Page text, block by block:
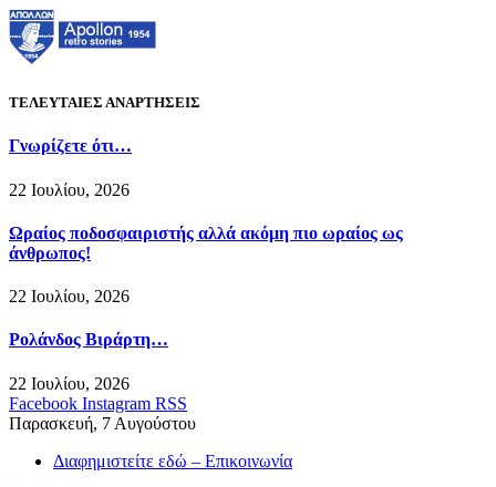
ΤΕΛΕΥΤΑΙΕΣ ΑΝΑΡΤΗΣΕΙΣ
Γνωρίζετε ότι…
22 Ιουλίου, 2026
Ωραίος ποδοσφαιριστής αλλά ακόμη πιο ωραίος ως
άνθρωπος!
22 Ιουλίου, 2026
Ρολάνδος Βιράρτη…
22 Ιουλίου, 2026
Facebook Instagram RSS
Παρασκευή, 7 Αυγούστου
Διαφημιστείτε εδώ – Επικοινωνία